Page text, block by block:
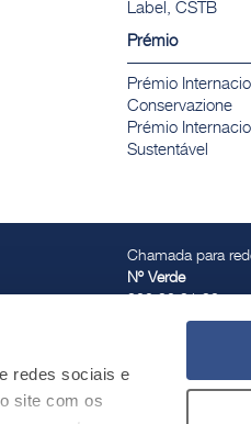
redes sociais e
site com os
Label, CSTB
Prémio
Prémio
Conservazione
Prémio
Sustentável
Chamada para
Nº Verde